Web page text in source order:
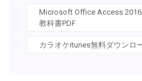
Microsoft Office Access
教科書PDF
カラオケitunes無料ダウンロ